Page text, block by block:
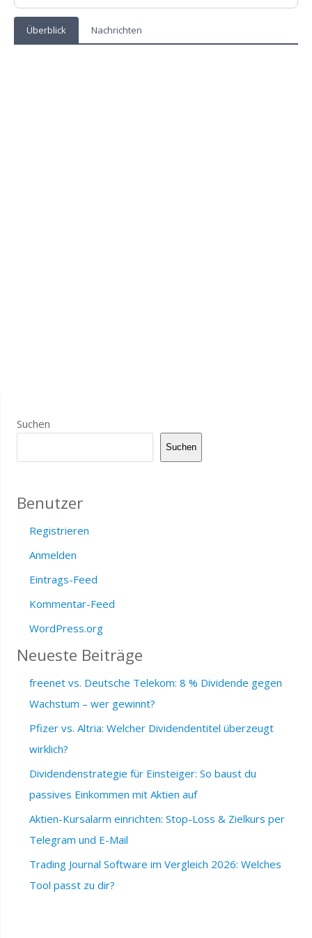
Überblick Nachrichten
Suchen
Suchen
Benutzer
Registrieren
Anmelden
Eintrags-Feed
Kommentar-Feed
WordPress.org
Neueste Beiträge
freenet vs. Deutsche Telekom: 8 % Dividende gegen
Wachstum – wer gewinnt?
Pfizer vs. Altria: Welcher Dividendentitel überzeugt
wirklich?
Dividendenstrategie für Einsteiger: So baust du
passives Einkommen mit Aktien auf
Aktien-Kursalarm einrichten: Stop-Loss & Zielkurs per
Telegram und E-Mail
Trading Journal Software im Vergleich 2026: Welches
Tool passt zu dir?